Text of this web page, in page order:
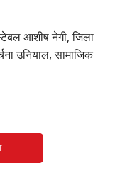
आशीष नेगी, जिला
उनियाल, सामाजिक